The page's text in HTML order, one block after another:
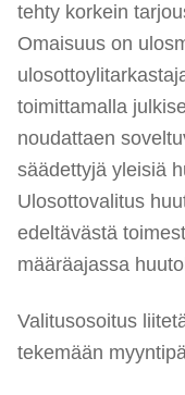
tehty korkein
Omaisuus on
toimittamalla
noudattaen
säädettyjä yleisiä
Ulosottovalitus
edeltävästä
määräajassa
Valitusosoitus
tekemään